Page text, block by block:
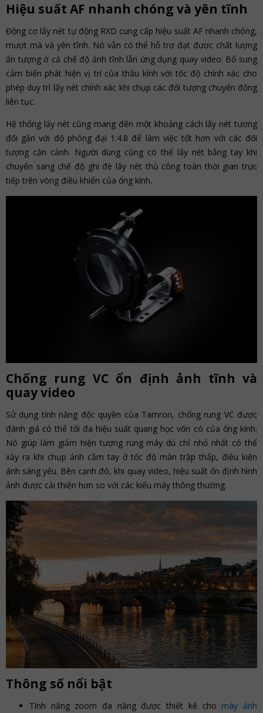
Hiệu suất AF nhanh chóng và yên tĩnh
Động cơ lấy nét tự động RXD cung cấp hiệu suất AF nhanh chóng,
mượt mà và yên tĩnh. Nó vẫn có thể hỗ trợ đạt được chất lượng
ấn tượng ở cả chế độ ảnh tĩnh lẫn ứng dụng quay video. Bổ sung
cảm biến phát hiện vị trí của thấu kính với tốc độ chính xác cho
phép duy trì lấy nét chính xác khi chụp các đối tượng chuyển động
liên tục.
Hệ thống lấy nét cũng mang đến một khoảng cách lấy nét tương
đối gần với độ phóng đại 1:4.8 để làm việc tốt hơn với các đối
tượng cận cảnh. Người dùng cũng có thể lấy nét bằng tay khi
chuyển sang chế độ ghi đè lấy nét thủ công toàn thời gian trực
tiếp trên vòng điều khiển của ống kính.
Chống rung VC ổn định ảnh tĩnh và
quay video
Sử dụng tính năng độc quyền của Tamron, chống rung VC được
đánh giá có thể tối đa hiệu suất quang học vốn có của ống kính.
Nó giúp làm giảm hiện tượng rung máy dù chỉ nhỏ nhất có thể
xảy ra khi chụp ảnh cầm tay ở tốc độ màn trập thấp, điều kiện
ánh sáng yếu. Bên cạnh đó, khi quay video, hiệu suất ổn định hình
ảnh được cải thiện hơn so với các kiểu máy thông thường.
Thông số nổi bật
Tính năng zoom đa năng được thiết kế cho máy ảnh